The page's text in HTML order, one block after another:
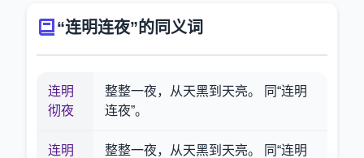
“连明连夜”的同义词
连明
彻夜
整整一夜，从天黑到天亮。 同“连明
连夜”。
连明
整整一夜，从天黑到天亮。 同“连明